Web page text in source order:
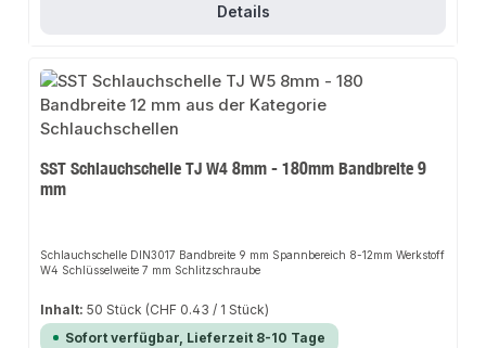
Details
SST Schlauchschelle TJ W4 8mm - 180mm Bandbreite 9
mm
Schlauchschelle DIN3017 Bandbreite 9 mm Spannbereich 8-12mm Werkstoff
W4 Schlüsselweite 7 mm Schlitzschraube
Inhalt:50 Stück (CHF 0.43 / 1 Stück)
Sofort verfügbar, Lieferzeit 8-10 Tage